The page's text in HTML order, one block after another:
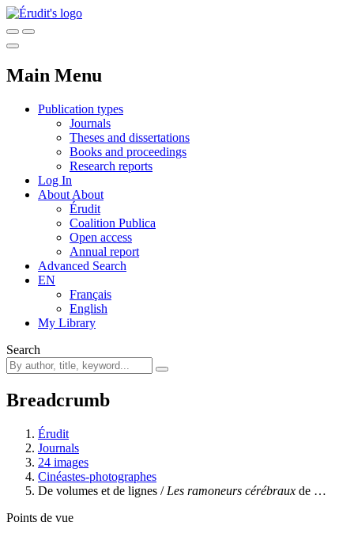
Main Menu
Publication types
Journals
Theses and dissertations
Books and proceedings
Research reports
Log In
About About
Érudit
Coalition Publica
Open access
Annual report
Advanced Search
EN
Français
English
My Library
Search
Breadcrumb
Érudit
Journals
24 images
Cinéastes-photographes
De volumes et de lignes / Les ramoneurs cérébraux de …
Points de vue